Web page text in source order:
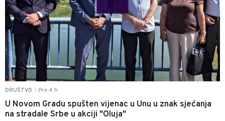
DRUŠTVO Pre 4 h
U Novom Gradu spušten vijenac u Unu u znak sjećanja
na stradale Srbe u akciji "Oluja"